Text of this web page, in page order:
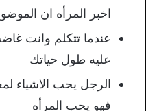
اخبر المرأه ان
عندما تتكلم وانت
عليه طول حياتك
الرجل يحب الاشياء
فهو يحب المرأه